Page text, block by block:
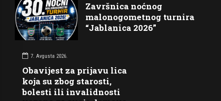
Završnica noćnog
malonogometnog turnira
“Jablanica 2026”
7. Avgusta 2026.
Obavijest za prijavu lica
koja su zbog starosti,
bolesti ili invalidnosti